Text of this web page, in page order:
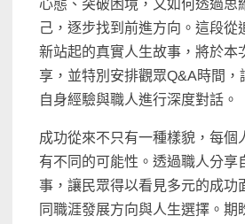
心態、突破困境，又如何透過思
己，逐步找到前進方向。這段從
新站起的真實人生故事，將於本
享，並特別安排觀眾Q&A時間，
自身經驗與職人進行深度對話。
成功從來不只有一種樣貌，每個
有不同的可能性。透過職人分享
事，讓民眾得以看見多元的成功
同職涯發展方向與人生選擇。期